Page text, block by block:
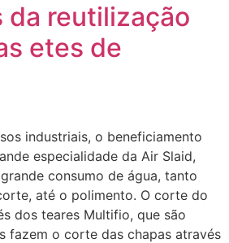
da reutilização
etes de
industriais, o beneficiamento
especialidade da Air Slaid,
consumo de água, tanto
até o polimento. O corte do
dos teares Multifio, que são
fazem o corte das chapas através